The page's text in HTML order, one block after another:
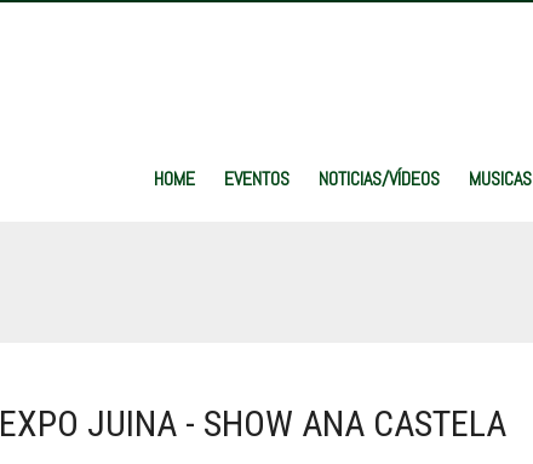
HOME EVENTOS NOTICIAS/VÍDEOS MUSICAS
EXPO JUINA - SHOW ANA CASTELA